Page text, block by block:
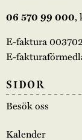
06 570 99 000,
E-faktura
E-
SIDOR
Besök oss
Kalender